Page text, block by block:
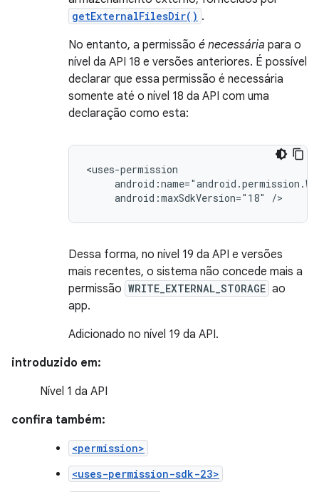
getExternalFilesDir() .
No entanto, a permissão é necessária para o
nível da API 18 e versões anteriores. É possível
declarar que essa permissão é necessária
somente até o nível 18 da API com uma
declaração como esta:
android:maxSdkVersion="18" />
Dessa forma, no nível 19 da API e versões
mais recentes, o sistema não concede mais a
permissão WRITE_EXTERNAL_STORAGE ao
app.
Adicionado no nível 19 da API.
introduzido em:
Nível 1 da API
confira também:
<permission>
<uses-permission-sdk-23>